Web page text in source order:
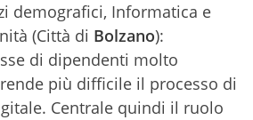
demografici, Informatica e
(Città di Bolzano):
di dipendenti molto
più difficile il processo di
Centrale quindi il ruolo